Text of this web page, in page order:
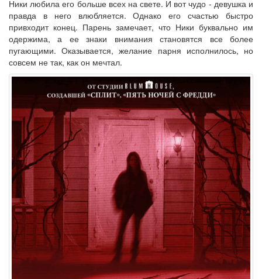
Ники любила его больше всех на свете. И вот чудо - девушка и
правда в него влюбляется. Однако его счастью быстро
привходит конец. Парень замечает, что Ники буквально им
одержима, а ее знаки внимания становятся все более
пугающими. Оказывается, желание парня исполнилось, но
совсем не так, как он мечтал.